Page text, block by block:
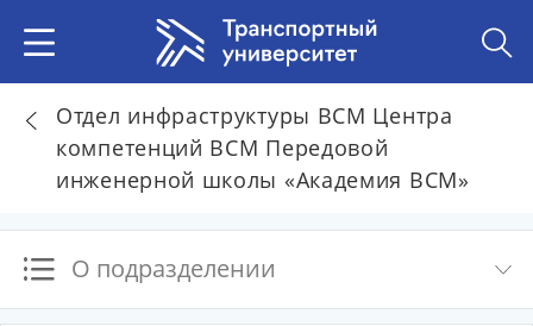
Отдел инфраструктуры ВСМ Центра
компетенций ВСМ Передовой
инженерной школы «Академия ВСМ»
О подразделении